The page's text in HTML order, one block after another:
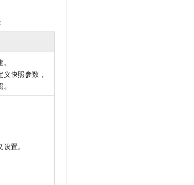
快照参数，
置。